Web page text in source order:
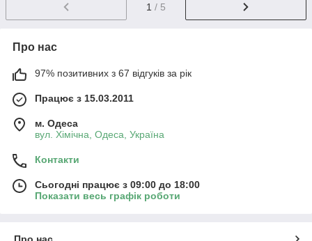
1 / 5
Про нас
97% позитивних з 67 відгуків за рік
Працює з 15.03.2011
м. Одеса
вул. Хiмiчна, Одеса, Україна
Контакти
Сьогодні працює з 09:00 до 18:00
Показати весь графік роботи